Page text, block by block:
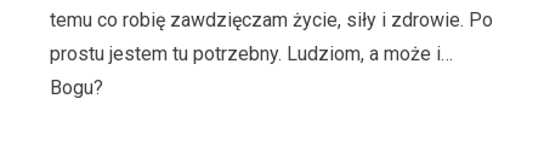
temu co robię zawdzięczam życie, siły i zdrowie. Po
prostu jestem tu potrzebny. Ludziom, a może i…
Bogu?